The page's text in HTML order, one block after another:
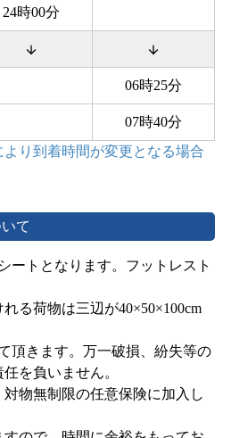
24時00分
arrow_downward arrow_downward
06時25分
07時40分
り到着時間が変更となる場合
て
ートとなります。フットレスト
る荷物は三辺が40×50×100cm
頂きます。万一破損、紛失等の
を負いません。
対物無制限の任意保険に加入し